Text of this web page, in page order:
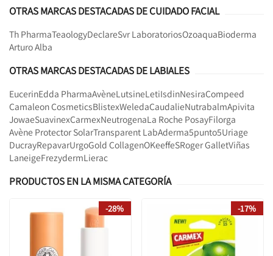
OTRAS MARCAS DESTACADAS DE CUIDADO FACIAL
Th PharmaTeaologyDeclareSvr LaboratoriosOzoaquaBioderma
Arturo Alba
OTRAS MARCAS DESTACADAS DE LABIALES
EucerinEdda PharmaAvèneLutsineLetiIsdinNesiraCompeed
Camaleon CosmeticsBlistexWeledaCaudalieNutrabalmApivita
JowaeSuavinexCarmexNeutrogenaLa Roche PosayFilorga
Avène Protector SolarTransparent LabAderma5punto5Uriage
DucrayRepavarUrgoGold CollagenOKeeffeSRoger GalletViñas
LaneigeFrezydermLierac
PRODUCTOS EN LA MISMA CATEGORÍA
-28% -17%